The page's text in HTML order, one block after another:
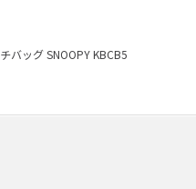
バッグ SNOOPY KBCB5